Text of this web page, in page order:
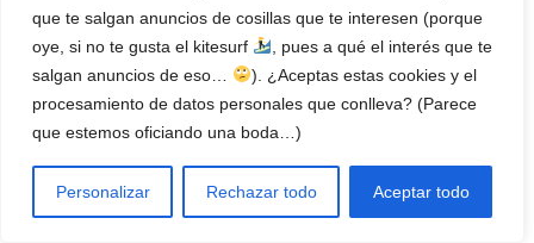
que te salgan anuncios de cosillas que te interesen (porque
oye, si no te gusta el kitesurf
, pues a qué el interés que te
salgan anuncios de eso…
). ¿Aceptas estas cookies y el
procesamiento de datos personales que conlleva? (Parece
que estemos oficiando una boda…)
Personalizar Rechazar todo Aceptar todo
https://www.canon.es/support/consumer_produ
ts/products/fax
__multifunctionals/inkjet/pixma_ts_series/pixma-ts5050.html?
type=drivers&language=es&